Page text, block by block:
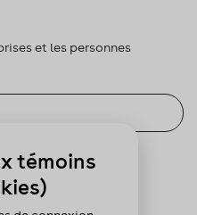
et les personnes
témoins